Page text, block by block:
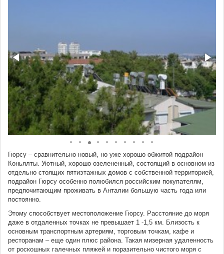
Гюрсу – сравнительно новый, но уже хорошо обжитой подрайон
Коньялты. Уютный, хорошо озелененный, состоящий в основном из
отдельно стоящих пятиэтажных домов с собственной территорией,
подрайон Гюрсу особенно полюбился российским покупателям,
предпочитающим проживать в Анталии большую часть года или
постоянно.
Этому способствует местоположение Гюрсу. Расстояние до моря
даже в отдаленных точках не превышает 1 -1,5 км. Близость к
основным транспортным артериям, торговым точкам, кафе и
ресторанам – еще один плюс района. Такая мизерная удаленность
от роскошных галечных пляжей и поразительно чистого моря с